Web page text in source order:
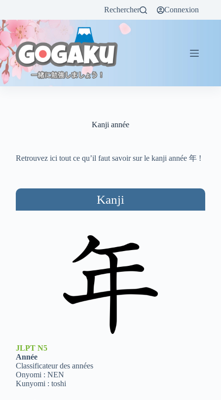
Rechercher Connexion
Kanji année
Retrouvez ici tout ce qu’il faut savoir sur le kanji année 年 !
Kanji
JLPT N5
Année
Classificateur des années
Onyomi : NEN
Kunyomi : toshi